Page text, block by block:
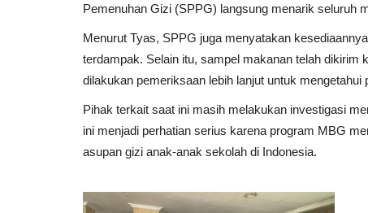
Pemenuhan Gizi (SPPG) langsung menarik seluruh
Menurut Tyas, SPPG juga menyatakan
terdampak. Selain itu, sampel makanan telah dikirim
dilakukan pemeriksaan lebih lanjut untuk mengetahui
Pihak terkait saat ini masih melakukan investigasi
ini menjadi perhatian serius karena program MBG
asupan gizi anak-anak sekolah di Indonesia.